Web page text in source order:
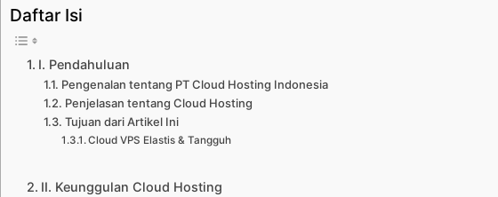
Daftar Isi
I. Pendahuluan
Pengenalan tentang PT Cloud Hosting Indonesia
Penjelasan tentang Cloud Hosting
Tujuan dari Artikel Ini
Cloud VPS Elastis & Tangguh
II. Keunggulan Cloud Hosting